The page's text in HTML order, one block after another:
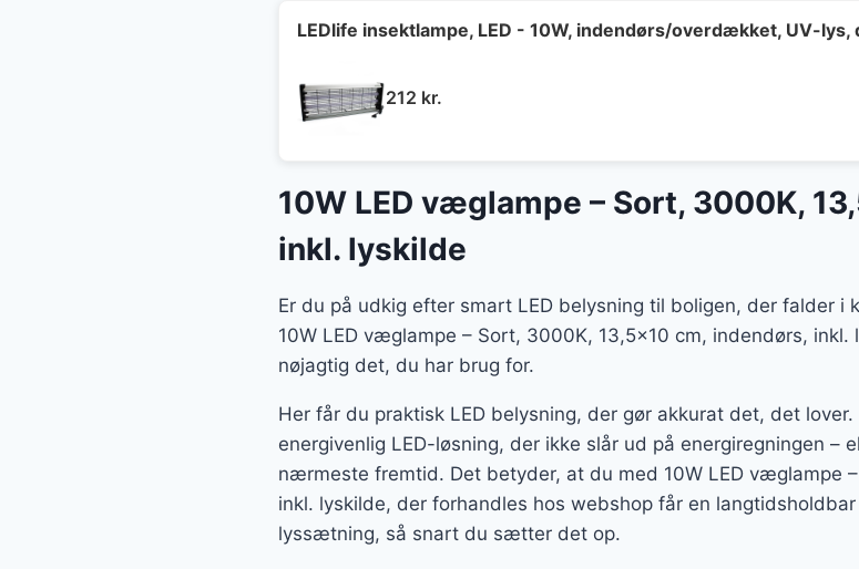
LEDlife insektlampe, LED - 10W, indendørs/overdækket, UV-
212 kr.
10W LED væglampe – Sort, 3000K,
inkl. lyskilde
Er du på udkig efter smart LED belysning til boligen, der falder i
10W LED væglampe – Sort, 3000K, 13,5×10 cm, indendørs,
nøjagtig det, du har brug for.
Her får du praktisk LED belysning, der gør akkurat det, det
energivenlig LED-løsning, der ikke slår ud på energiregningen –
nærmeste fremtid. Det betyder, at du med 10W LED væglampe
inkl. lyskilde, der forhandles hos webshop får en
lyssætning, så snart du sætter det op.